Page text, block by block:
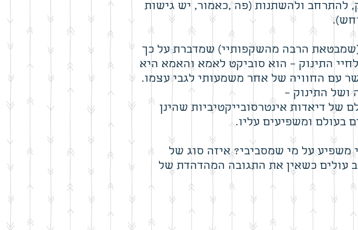
להתרחב ולהשתנות (פה ,כאמור, יש גישות
הרבה מהשקפותיי) שמדברת על כך
התינוק – הוא סוביקט לאמא והאמא היא
עם החוויה של אחר משמעותי לגבי עצמו.
ושל התינוק –
של דיאדות אינטרסובייקטיביות שהינן
בעולם ומשפיעים עליו.
משפיע על מי שמסביבי? איזה סוג של
עולים כשאין את התגובה המהדהדת של